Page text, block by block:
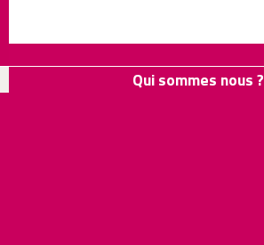
Qui sommes nous ?